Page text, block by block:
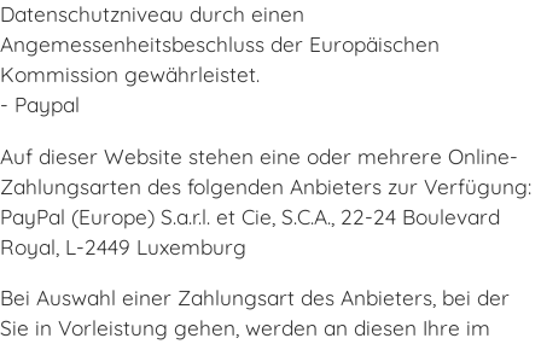
Datenschutzniveau durch einen
Angemessenheitsbeschluss der Europäischen
Kommission gewährleistet.
- Paypal
Auf dieser Website stehen eine oder mehrere Online-
Zahlungsarten des folgenden Anbieters zur Verfügung:
PayPal (Europe) S.a.r.l. et Cie, S.C.A., 22-24 Boulevard
Royal, L-2449 Luxemburg
Bei Auswahl einer Zahlungsart des Anbieters, bei der
Sie in Vorleistung gehen, werden an diesen Ihre im